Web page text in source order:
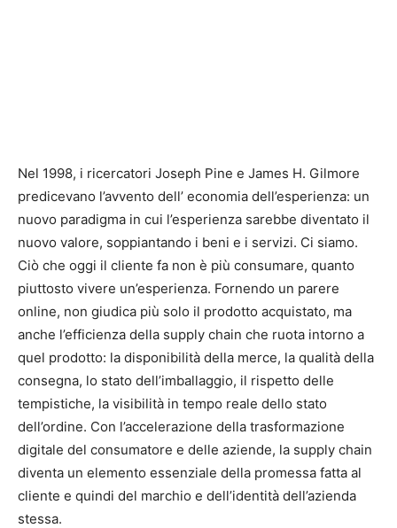
Nel 1998, i ricercatori Joseph Pine e James H. Gilmore
predicevano l’avvento dell’ economia dell’esperienza: un
nuovo paradigma in cui l’esperienza sarebbe diventato il
nuovo valore, soppiantando i beni e i servizi. Ci siamo.
Ciò che oggi il cliente fa non è più consumare, quanto
piuttosto vivere un’esperienza. Fornendo un parere
online, non giudica più solo il prodotto acquistato, ma
anche l’efficienza della supply chain che ruota intorno a
quel prodotto: la disponibilità della merce, la qualità della
consegna, lo stato dell’imballaggio, il rispetto delle
tempistiche, la visibilità in tempo reale dello stato
dell’ordine. Con l’accelerazione della trasformazione
digitale del consumatore e delle aziende, la supply chain
diventa un elemento essenziale della promessa fatta al
cliente e quindi del marchio e dell’identità dell’azienda
stessa.